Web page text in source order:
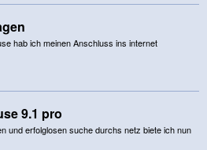
hab ich meinen Anschluss ins internet
9.1 pro
und erfolglosen suche durchs netz biete ich nun